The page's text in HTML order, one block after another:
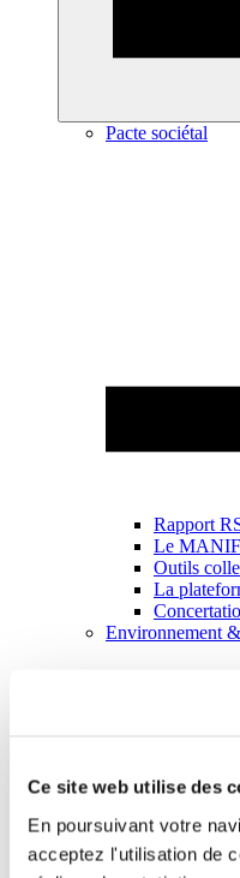
Ce site web utilise des
En poursuivant votre
acceptez l'utilisation de
Pacte sociétal
Rapport
Le
Outils
La
Environnement